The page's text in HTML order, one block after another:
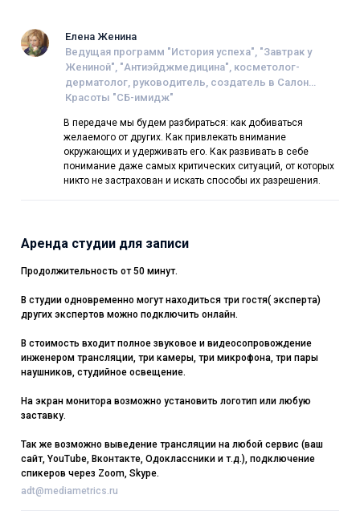
Елена Женина
Ведущая программ "История успеха", "Завтрак у
Жениной", "Антиэйджмедицина", косметолог-
дерматолог, руководитель, создатель в Салон
Красоты "СБ-имидж"
В передаче мы будем разбираться: как добиваться
желаемого от других. Как привлекать внимание
окружающих и удерживать его. Как развивать в себе
понимание даже самых критических ситуаций, от которых
никто не застрахован и искать способы их разрешения.
Аренда студии для записи
Продолжительность от 50 минут.
В студии одновременно могут находиться три гостя( эксперта)
других экспертов можно подключить онлайн.
В стоимость входит полное звуковое и видеосопровождение
инженером трансляции, три камеры, три микрофона, три пары
наушников, студийное освещение.
На экран монитора возможно установить логотип или любую
заставку.
Так же возможно выведение трансляции на любой сервис (ваш
сайт, YouTube, Вконтакте, Одоклассники и т.д.), подключение
спикеров через Zoom, Skype.
adt@mediametrics.ru